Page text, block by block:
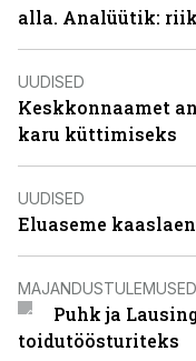
alla. Analüütik:
UUDISED
Keskkonnaamet
karu küttimiseks
UUDISED
Eluaseme
MAJANDUSTULEMUSED
Puhk ja
toidutöösturiteks